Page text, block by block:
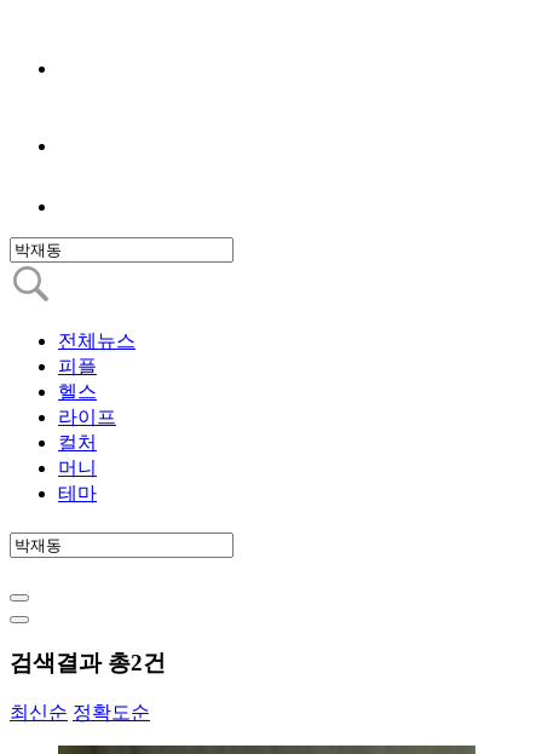
전체뉴스
피플
헬스
라이프
컬처
머니
테마
검색결과 총2건
최신순 정확도순